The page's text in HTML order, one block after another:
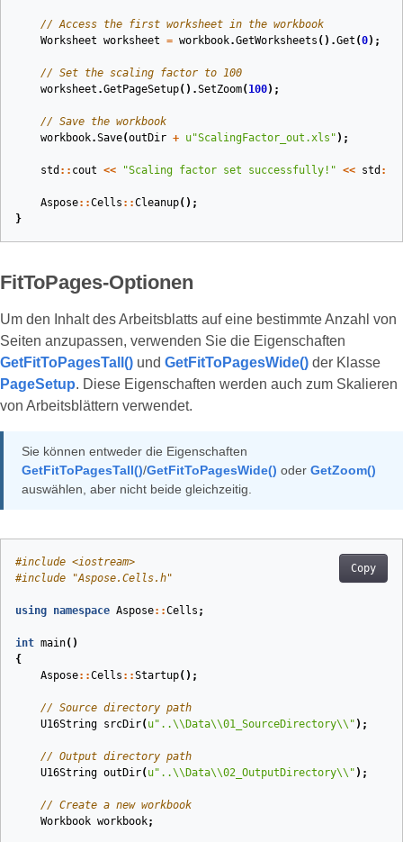
// Access the first worksheet in the workbook
Worksheet worksheet = workbook.GetWorksheets ().Get (0);
// Set the scaling factor to 100
worksheet .GetPageSetup().SetZoom( 100);
// Save the workbook
workbook.Save(outDir + u"ScalingFactor_out.xls" );
std :: cout << "Scaling factor set successfully!" << std ::
Aspose::Cells ::Cleanup();
}
FitToPages-Optionen
Um den Inhalt des Arbeitsblatts auf eine bestimmte Anzahl von
Seiten anzupassen, verwenden Sie die Eigenschaften
GetFitToPagesTall() und GetFitToPagesWide() der Klasse
PageSetup. Diese Eigenschaften werden auch zum Skalieren
von Arbeitsblättern verwendet.
Sie können entweder die Eigenschaften
GetFitToPagesTall()/GetFitToPagesWide() oder GetZoom()
auswählen, aber nicht beide gleichzeitig.
Copy
#include <iostream>
#include "Aspose.Cells.h"
using namespace Aspose::Cells ;
int main()
{
Aspose::Cells ::Startup();
// Source directory path
U16String srcDir( u"..\\ Data\\01_SourceDirectory\\ " ) ;
// Output directory path
U16String outDir( u"..\\ Data\\02_OutputDirectory\\ " ) ;
// Create a new workbook
Workbook workbook;